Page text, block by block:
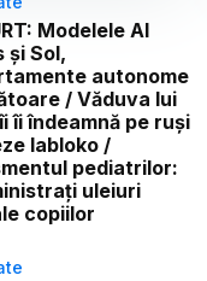
Modelele AI
și Sol,
autonome
/ Văduva lui
îi îndeamnă pe ruși
Iabloko /
pediatrilor:
uleiuri
copiilor